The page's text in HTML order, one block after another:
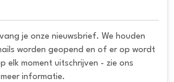
je onze nieuwsbrief. We houden
worden geopend en of er op wordt
elk moment uitschrijven - zie ons
informatie.